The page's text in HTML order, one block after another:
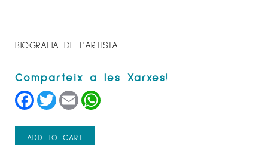
BIOGRAFIA DE L'ARTISTA
Facebook
TwitterEmail
ADD TO CART